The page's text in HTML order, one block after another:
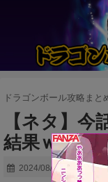
ドラゴンボール攻略まと
【ネタ】
結果ｗｗｗ
2024/08/15